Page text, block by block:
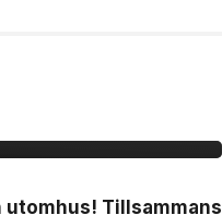
utomhus! Tillsammans